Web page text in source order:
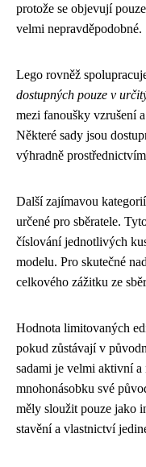
protože se objevují
velmi nepravděpodobné.
Lego rovněž
dostupných pouze v
mezi fanoušky vzrušení
Některé sady jsou
výhradně
Další zajímavou
určené pro sběratele.
číslování jednotlivých
modelu. Pro skutečné
celkového zážitku ze
Hodnota limitovaných
pokud zůstávají v
sadami je velmi aktivní a
mnohonásobku své
měly sloužit pouze jako
stavění a vlastnictví